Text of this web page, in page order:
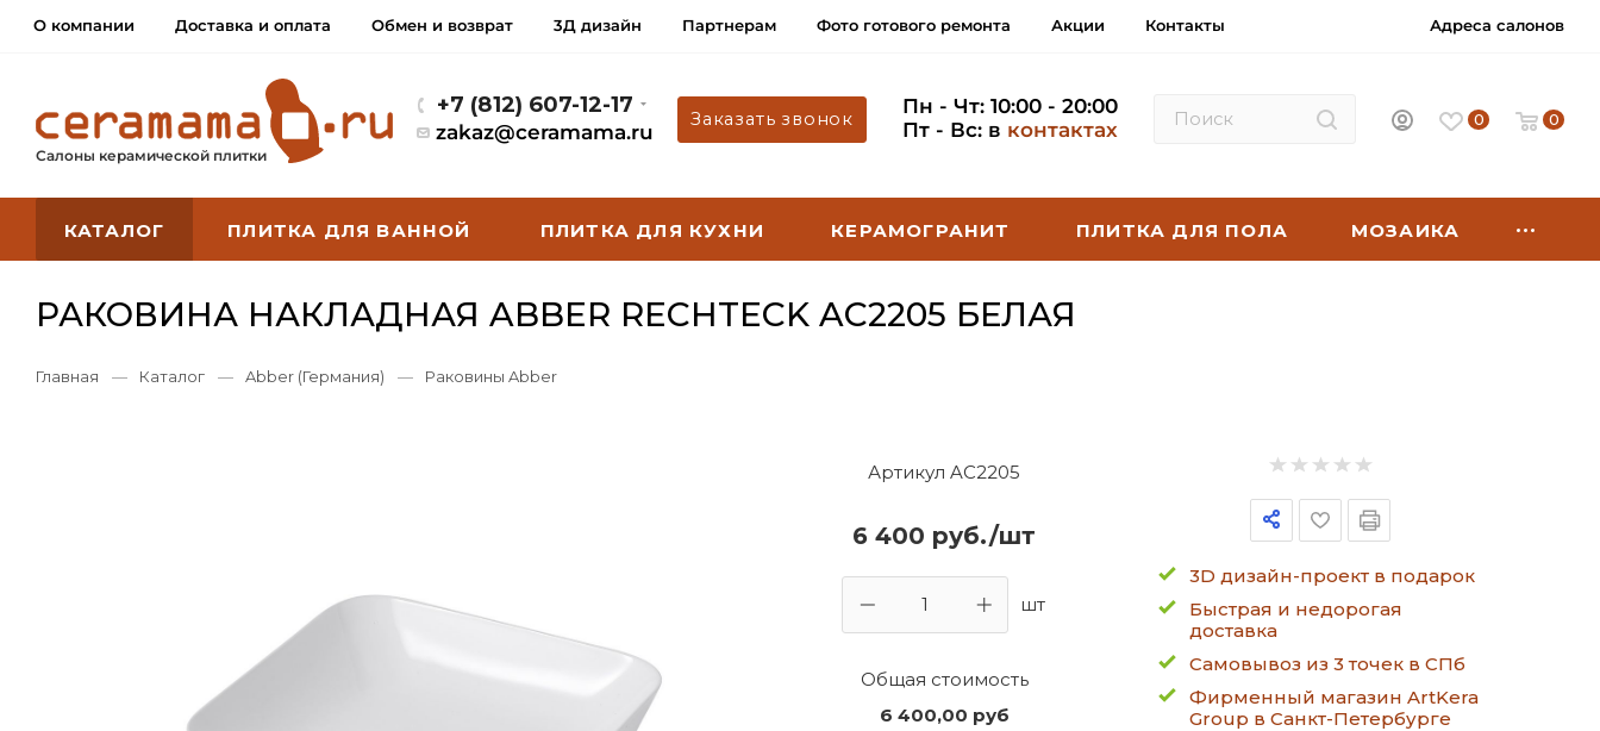
О компании Доставка и оплата Обмен и возврат 3Д дизайн Партнерам Фото готового ремонта Акции Контакты Адреса салонов
Салоны керамической плитки
+7 (812) 607-12-17
zakaz@ceramama.ru
Заказать звонок
Пн - Чт: 10:00 - 20:00
Пт - Вс: в контактах 0 0
КАТАЛОГ ПЛИТКА ДЛЯ ВАННОЙ ПЛИТКА ДЛЯ КУХНИ КЕРАМОГРАНИТ ПЛИТКА ДЛЯ ПОЛА МОЗАИКА
РАКОВИНА НАКЛАДНАЯ ABBER RECHTECK AC2205 БЕЛАЯ
Главная — Каталог — Abber (Германия) — Раковины Abber
Артикул AC2205
6 400 руб./шт
шт
Общая стоимость
6 400,00 руб
3D дизайн-проект в подарок
Быстрая и недорогая
доставка
Самовывоз из 3 точек в СПб
Фирменный магазин ArtKera
Group в Санкт-Петербурге